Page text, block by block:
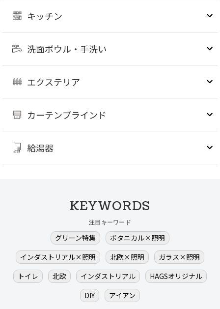
キッチン
洗面ボウル・手洗い
エクステリア
カーテンブラインド
給湯器
KEYWORDS
注目キーワード
グリーン特集
ボタニカル×照明
インダストリアル×照明
北欧×照明
ガラス×照明
トイレ
北欧 インダストリアル
HAGSオリジナル
DIY
アイアン